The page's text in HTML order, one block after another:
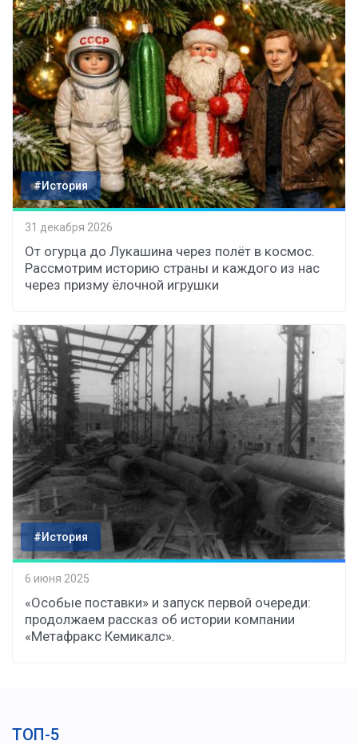
#История
31 декабря 2026
От огурца до Лукашина через полёт в космос.
Рассмотрим историю страны и каждого из нас
через призму ёлочной игрушки
#История
6 июня 2025
«Особые поставки» и запуск первой очереди:
продолжаем рассказ об истории компании
«Метафракс Кемикалс».
ТОП-5